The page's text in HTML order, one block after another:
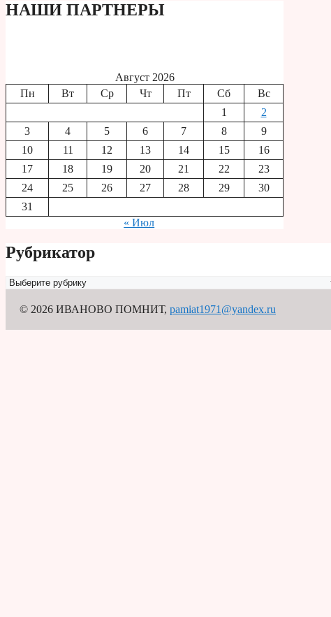
НАШИ ПАРТНЕРЫ
Август 2026
Пн
Вт Ср Чт Пт Сб
Вс
1
2
3
4 5 6 7 8
9
10
11 12 13 14 15
16
17
18 19 20 21 22
23
24
25 26 27 28 29
30
31
« Июл
Рубрикатор
Рубрикатор
© 2026 ИВАНОВО ПОМНИТ, pamiat1971@yandex.ru